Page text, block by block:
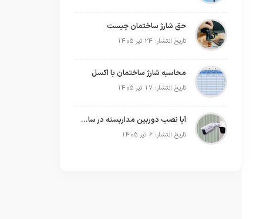
حق شارژ ساختمان چیست
تاریخ انتشار: 24 تیر 1405
محاسبه شارژ ساختمان با اکسل
تاریخ انتشار: 17 تیر 1405
آیا نصب دوربین مداربسته در ساختمان نیاز به رضایت ساکنین دارد
تاریخ انتشار: 6 تیر 1405